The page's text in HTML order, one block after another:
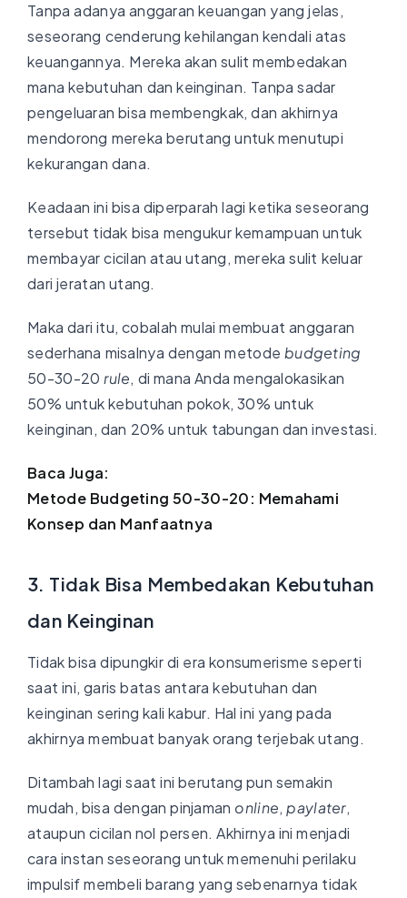
Tanpa adanya anggaran keuangan yang jelas,
seseorang cenderung kehilangan kendali atas
keuangannya. Mereka akan sulit membedakan
mana kebutuhan dan keinginan. Tanpa sadar
pengeluaran bisa membengkak, dan akhirnya
mendorong mereka berutang untuk menutupi
kekurangan dana.
Keadaan ini bisa diperparah lagi ketika seseorang
tersebut tidak bisa mengukur kemampuan untuk
membayar cicilan atau utang, mereka sulit keluar
dari jeratan utang.
Maka dari itu, cobalah mulai membuat anggaran
sederhana misalnya dengan metode budgeting
50-30-20rule, di mana Anda mengalokasikan
50% untuk kebutuhan pokok, 30% untuk
keinginan, dan 20% untuk tabungan dan investasi.
Baca Juga:
Metode Budgeting 50-30-20: Memahami
Konsep dan Manfaatnya
3. Tidak Bisa Membedakan Kebutuhan
dan Keinginan
Tidak bisa dipungkir di era konsumerisme seperti
saat ini, garis batas antara kebutuhan dan
keinginan sering kali kabur. Hal ini yang pada
akhirnya membuat banyak orang terjebak utang.
Ditambah lagi saat ini berutang pun semakin
mudah, bisa dengan pinjaman online,paylater,
ataupun cicilan nol persen. Akhirnya ini menjadi
cara instan seseorang untuk memenuhi perilaku
impulsif membeli barang yang sebenarnya tidak